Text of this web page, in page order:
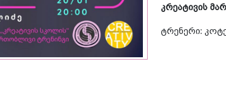
მეტი
კრეატივის
ტრენერი: